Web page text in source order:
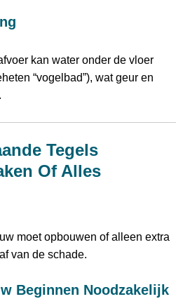
kan water onder de vloer
“vogelbad”), wat geur en
Tegels
Of Alles
moet opbouwen of alleen extra
van de schade.
Beginnen Noodzakelijk